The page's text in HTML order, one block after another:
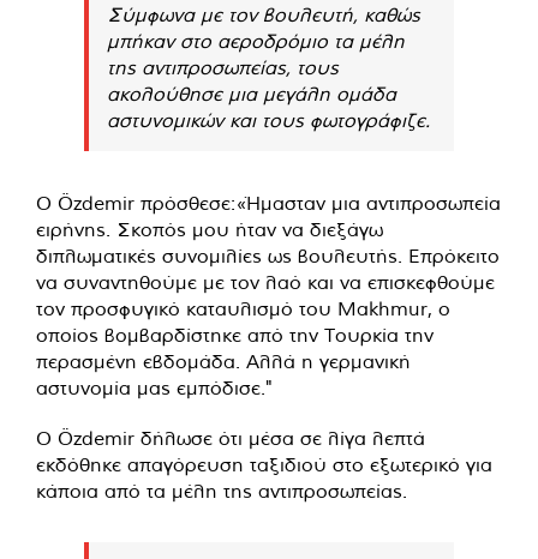
Σύμφωνα με τον βουλευτή, καθώς
μπήκαν στο αεροδρόμιο τα μέλη
της αντιπροσωπείας, τους
ακολούθησε μια μεγάλη ομάδα
αστυνομικών και τους φωτογράφιζε.
Ο Özdemir πρόσθεσε:«Ήμασταν μια αντιπροσωπεία
ειρήνης. Σκοπός μου ήταν να διεξάγω
διπλωματικές συνομιλίες ως βουλευτής. Επρόκειτο
να συναντηθούμε με τον λαό και να επισκεφθούμε
τον προσφυγικό καταυλισμό του Makhmur, ο
οποίος βομβαρδίστηκε από την Τουρκία την
περασμένη εβδομάδα. Αλλά η γερμανική
αστυνομία μας εμπόδισε."
Ο Özdemir δήλωσε ότι μέσα σε λίγα λεπτά
εκδόθηκε απαγόρευση ταξιδιού στο εξωτερικό για
κάποια από τα μέλη της αντιπροσωπείας.